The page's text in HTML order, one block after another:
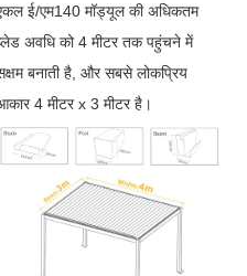
ई/एम140 मॉड्यूल की अधिकतम
अवधि को 4 मीटर तक पहुंचने में
बनाती है, और सबसे लोकप्रिय
4 मीटर x 3 मीटर है।